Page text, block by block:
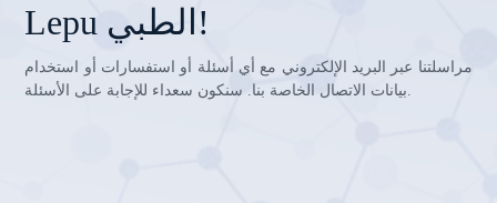
Lepu الطبي!
مراسلتنا عبر البريد الإلكتروني مع أي أسئلة أو استفسارات أو استخدام